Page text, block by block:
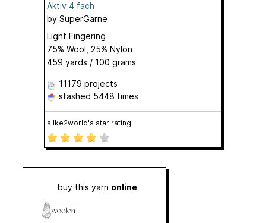
Aktiv 4 fach
by SuperGarne
Light Fingering
75% Wool, 25% Nylon
459 yards / 100 grams
11179 projects
stashed 5448 times
silke2world's star rating
buy this yarn online